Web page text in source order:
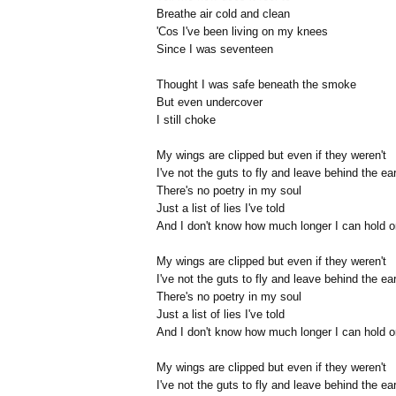
Breathe air cold and clean
'Cos I've been living on my knees
Since I was seventeen
Thought I was safe beneath the smoke
But even undercover
I still choke
My wings are clipped but even if they weren't
I've not the guts to fly and leave behind the
There's no poetry in my soul
Just a list of lies I've told
And I don't know how much longer I can hold
My wings are clipped but even if they weren't
I've not the guts to fly and leave behind the
There's no poetry in my soul
Just a list of lies I've told
And I don't know how much longer I can hold
My wings are clipped but even if they weren't
I've not the guts to fly and leave behind the